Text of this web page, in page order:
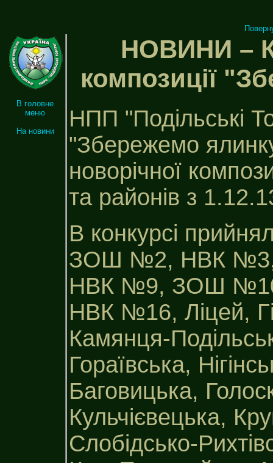
В головне
меню
На новини
НОВИНИ –
композиції
НПП "Подільські
"Збережемо
новорічної
та районів з
В конкурсі
ЗОШ №2, НВК
НВК №9, ЗОШ
НВК №16, Ліцей,
Камянця-
Гораївська,
Баговицька,
Кульчієвецька,
Слобідсько-